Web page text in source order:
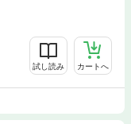
試し読み カートへ